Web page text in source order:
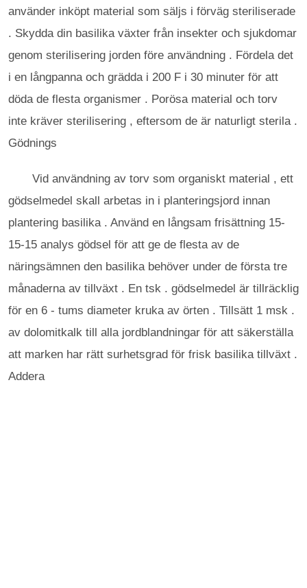
använder inköpt material som säljs i förväg steriliserade
. Skydda din basilika växter från insekter och sjukdomar
genom sterilisering jorden före användning . Fördela det
i en långpanna och grädda i 200 F i 30 minuter för att
döda de flesta organismer . Porösa material och torv
inte kräver sterilisering , eftersom de är naturligt sterila .
Gödnings
Vid användning av torv som organiskt material , ett
gödselmedel skall arbetas in i planteringsjord innan
plantering basilika . Använd en långsam frisättning 15-
15-15 analys gödsel för att ge de flesta av de
näringsämnen den basilika behöver under de första tre
månaderna av tillväxt . En tsk . gödselmedel är tillräcklig
för en 6 - tums diameter kruka av örten . Tillsätt 1 msk .
av dolomitkalk till alla jordblandningar för att säkerställa
att marken har rätt surhetsgrad för frisk basilika tillväxt .
Addera